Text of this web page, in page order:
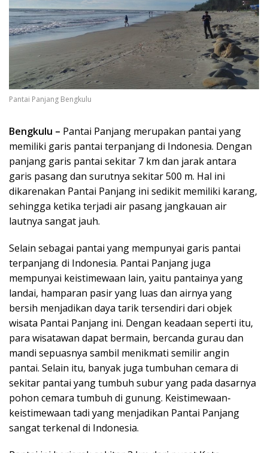
Pantai Panjang Bengkulu
Bengkulu – Pantai Panjang merupakan pantai yang
memiliki garis pantai terpanjang di Indonesia. Dengan
panjang garis pantai sekitar 7 km dan jarak antara
garis pasang dan surutnya sekitar 500 m. Hal ini
dikarenakan Pantai Panjang ini sedikit memiliki karang,
sehingga ketika terjadi air pasang jangkauan air
lautnya sangat jauh.
Selain sebagai pantai yang mempunyai garis pantai
terpanjang di Indonesia. Pantai Panjang juga
mempunyai keistimewaan lain, yaitu pantainya yang
landai, hamparan pasir yang luas dan airnya yang
bersih menjadikan daya tarik tersendiri dari objek
wisata Pantai Panjang ini. Dengan keadaan seperti itu,
para wisatawan dapat bermain, bercanda gurau dan
mandi sepuasnya sambil menikmati semilir angin
pantai. Selain itu, banyak juga tumbuhan cemara di
sekitar pantai yang tumbuh subur yang pada dasarnya
pohon cemara tumbuh di gunung. Keistimewaan-
keistimewaan tadi yang menjadikan Pantai Panjang
sangat terkenal di Indonesia.